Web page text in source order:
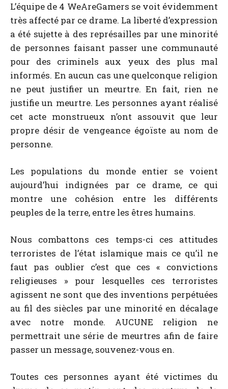
L’équipe de 4 WeAreGamers se voit évidemment
très affecté par ce drame. La liberté d’expression
a été sujette à des représailles par une minorité
de personnes faisant passer une communauté
pour des criminels aux yeux des plus mal
informés. En aucun cas une quelconque religion
ne peut justifier un meurtre. En fait, rien ne
justifie un meurtre. Les personnes ayant réalisé
cet acte monstrueux n’ont assouvit que leur
propre désir de vengeance égoïste au nom de
personne.
Les populations du monde entier se voient
aujourd’hui indignées par ce drame, ce qui
montre une cohésion entre les différents
peuples de la terre, entre les êtres humains.
Nous combattons ces temps-ci ces attitudes
terroristes de l’état islamique mais ce qu’il ne
faut pas oublier c’est que ces « convictions
religieuses » pour lesquelles ces terroristes
agissent ne sont que des inventions perpétuées
au fil des siècles par une minorité en décalage
avec notre monde. AUCUNE religion ne
permettrait une série de meurtres afin de faire
passer un message, souvenez-vous en.
Toutes ces personnes ayant été victimes du